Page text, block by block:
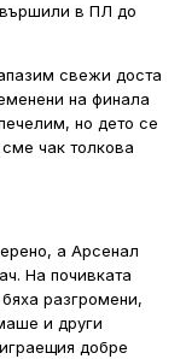
в ПЛ до
свежи доста
на финала
но дето се
чак толкова
а Арсенал
На почивката
разгромени,
и други
добре